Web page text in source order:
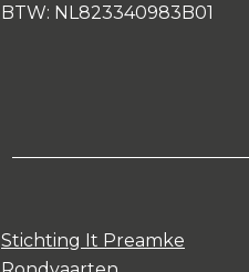
BTW: NL823340983B01
Stichting It Preamke